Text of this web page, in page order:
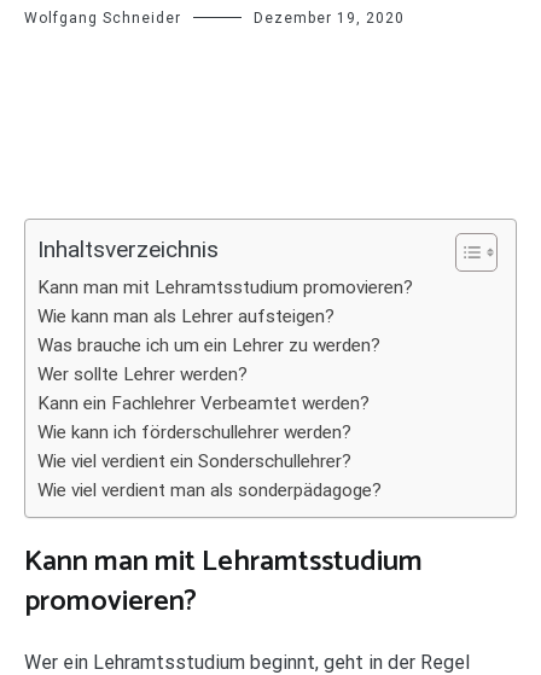
Wolfgang Schneider Dezember 19, 2020
Inhaltsverzeichnis
Kann man mit Lehramtsstudium promovieren?
Wie kann man als Lehrer aufsteigen?
Was brauche ich um ein Lehrer zu werden?
Wer sollte Lehrer werden?
Kann ein Fachlehrer Verbeamtet werden?
Wie kann ich förderschullehrer werden?
Wie viel verdient ein Sonderschullehrer?
Wie viel verdient man als sonderpädagoge?
Kann man mit Lehramtsstudium
promovieren?
Wer ein Lehramtsstudium beginnt, geht in der Regel